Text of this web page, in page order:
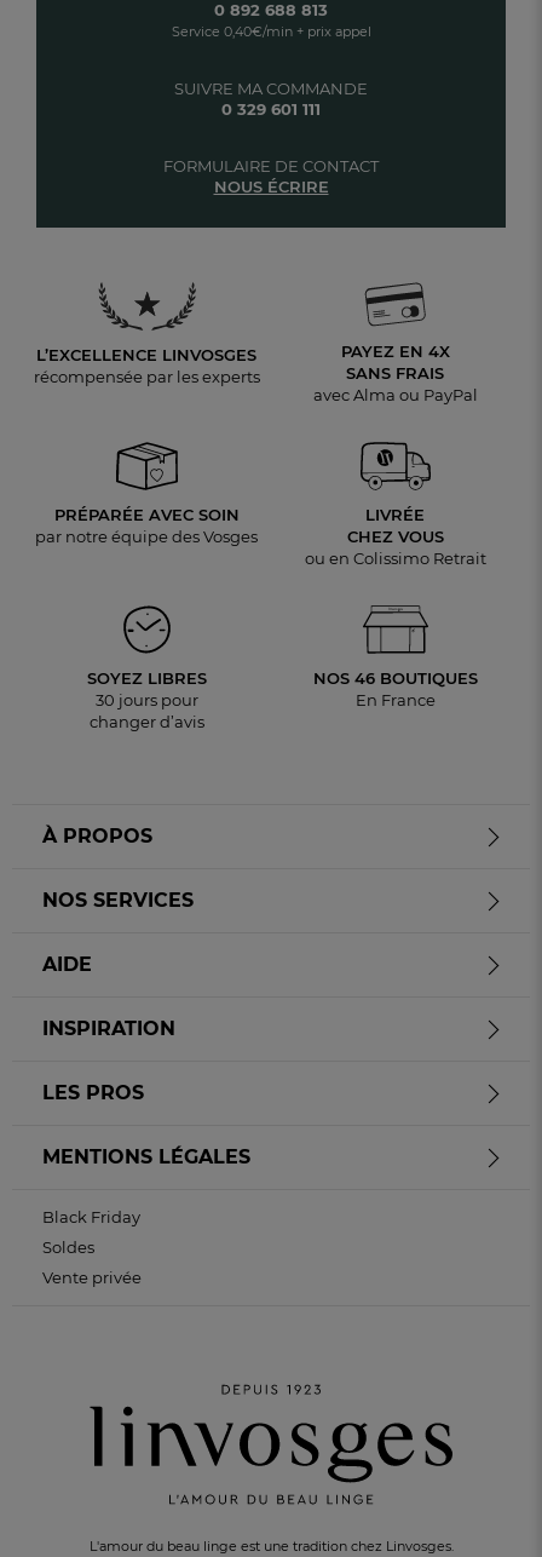
SUIVRE MA COMMANDE
0 329 601 111
0 892 688 813
Service 0,40€/min + prix appel
FORMULAIRE DE CONTACT
NOUS ÉCRIRE
L’EXCELLENCE LINVOSGES
récompensée par les experts
PAYEZ EN 4X
SANS FRAIS
avec Alma ou PayPal
PRÉPARÉE AVEC SOIN
par notre équipe des Vosges
LIVRÉE
CHEZ VOUS
ou en Colissimo Retrait
SOYEZ LIBRES
30 jours pour
changer d’avis
NOS 46 BOUTIQUES
En France
L'amour du beau linge est une tradition chez Linvosges.
À PROPOS
NOS SERVICES
AIDE
INSPIRATION
LES PROS
MENTIONS LÉGALES
Black Friday
Soldes
Vente privée